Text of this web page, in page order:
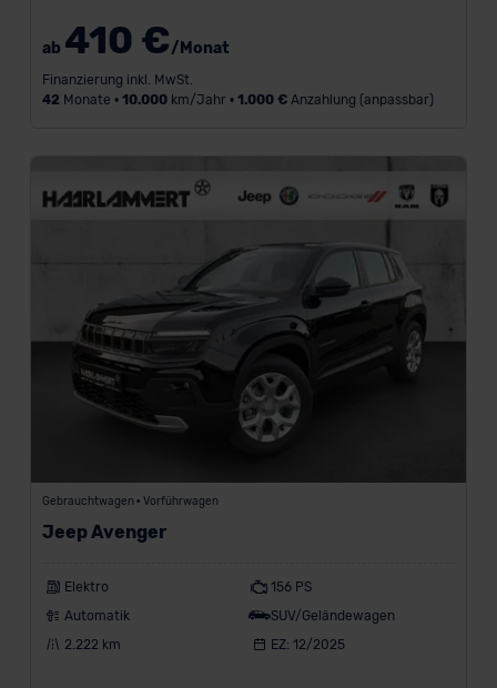
ab 410 €/Monat
Finanzierung inkl. MwSt.
42 Monate • 10.000km/Jahr • 1.000 €Anzahlung (anpassbar)
Gebrauchtwagen • Vorführwagen
Jeep Avenger
Elektro
156 PS
Automatik
SUV/Geländewagen
2.222 km
EZ: 12/2025